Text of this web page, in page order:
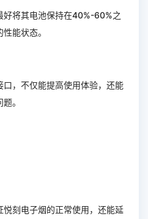
好将其电池保持在40%-60%之
能状态。
，不仅能提高使用体验，还能
。
刻电子烟的正常使用，还能延